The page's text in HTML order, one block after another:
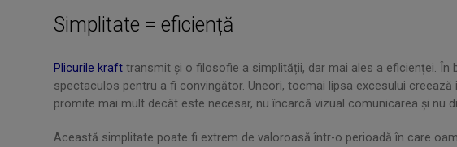
Simplitate = eficiență
Plicurile kraft transmit și o filosofie a simplității, dar mai ales a eficienței. În
spectaculos pentru a fi convingător. Uneori, tocmai lipsa excesului
promite mai mult decât este necesar, nu încarcă vizual comunicarea și nu
Această simplitate poate fi extrem de valoroasă într-o perioadă în care